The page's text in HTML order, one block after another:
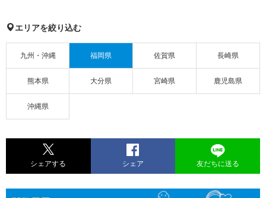
エリアを絞り込む
九州・沖縄 福岡県 佐賀県 長崎県
熊本県 大分県 宮崎県 鹿児島県
沖縄県
シェアする シェア 友だちに送る